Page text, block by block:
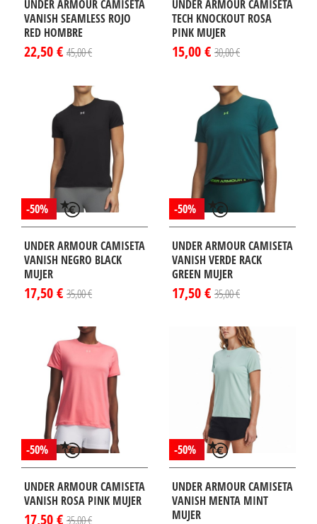
UNDER ARMOUR CAMISETA
VANISH SEAMLESS ROJO
RED HOMBRE
22,50 € 45,00 €
UNDER ARMOUR CAMISETA
TECH KNOCKOUT ROSA
PINK MUJER
15,00 € 30,00 €
-50%
UNDER ARMOUR CAMISETA
VANISH NEGRO BLACK
MUJER
17,50 € 35,00 €
-50%
UNDER ARMOUR CAMISETA
VANISH VERDE RACK
GREEN MUJER
17,50 € 35,00 €
-50%
UNDER ARMOUR CAMISETA
VANISH ROSA PINK MUJER
17,50 € 35,00 €
-50%
UNDER ARMOUR CAMISETA
VANISH MENTA MINT
MUJER